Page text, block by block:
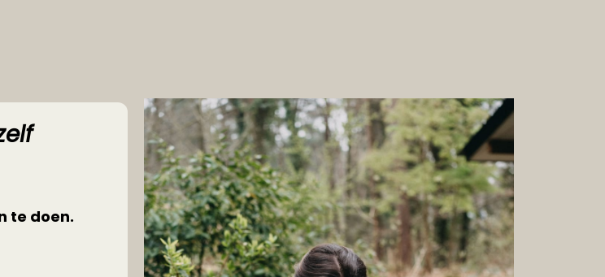
te doen.